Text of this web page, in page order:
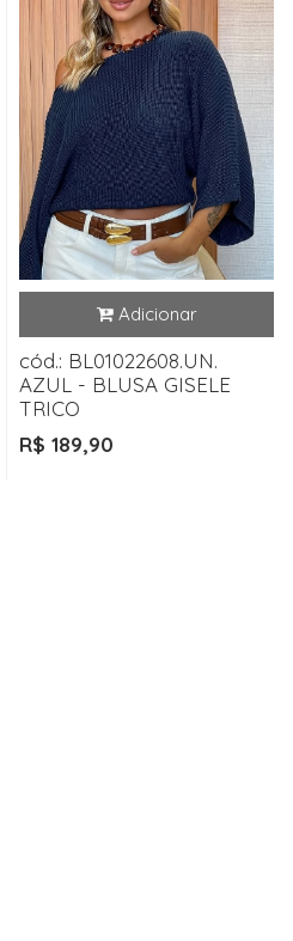
cód.: BL01022608.UN.
AZUL - BLUSA GISELE
TRICO
R$ 189,90